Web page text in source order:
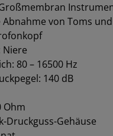
von Toms
Niere
80 – 16500 Hz
140 dB
Ohm
Druckguss-Gehäuse